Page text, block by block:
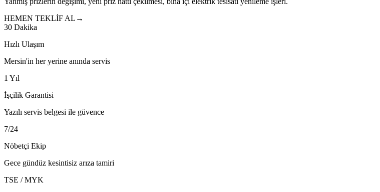
HEMEN TEKLİF AL →
30 Dakika
Hızlı Ulaşım
Mersin'in her yerine anında servis
1 Yıl
İşçilik Garantisi
Yazılı servis belgesi ile güvence
7/24
Nöbetçi Ekip
Gece gündüz kesintisiz arıza tamiri
TSE / MYK